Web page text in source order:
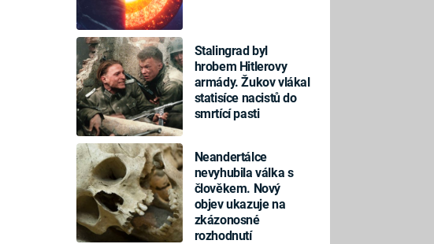
Stalingrad byl
hrobem Hitlerovy
armády. Žukov vlákal
statisíce nacistů do
smrtící pasti
Neandertálce
nevyhubila válka s
člověkem. Nový
objev ukazuje na
zkázonosné
rozhodnutí